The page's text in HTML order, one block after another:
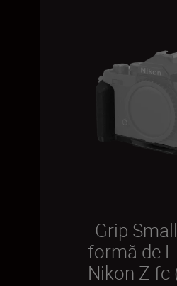
Grip
formă de
Nikon Z fc